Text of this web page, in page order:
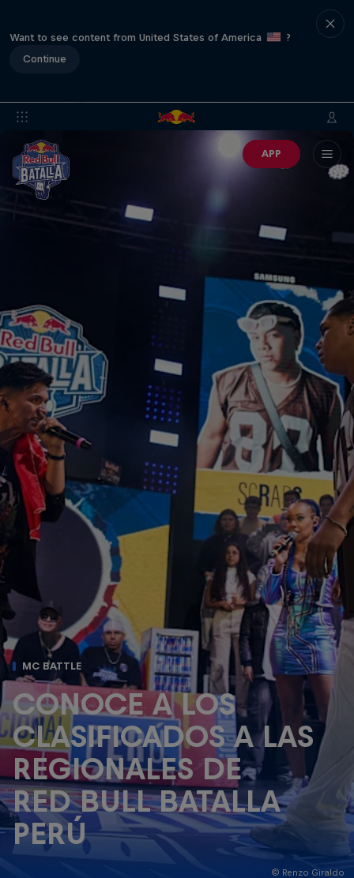
Want to see content from United States of America
?
Continue
APP
© Renzo Giraldo
MC BATTLE
CONOCE A LOS
CLASIFICADOS A LAS
REGIONALES DE
RED BULL BATALLA
PERÚ